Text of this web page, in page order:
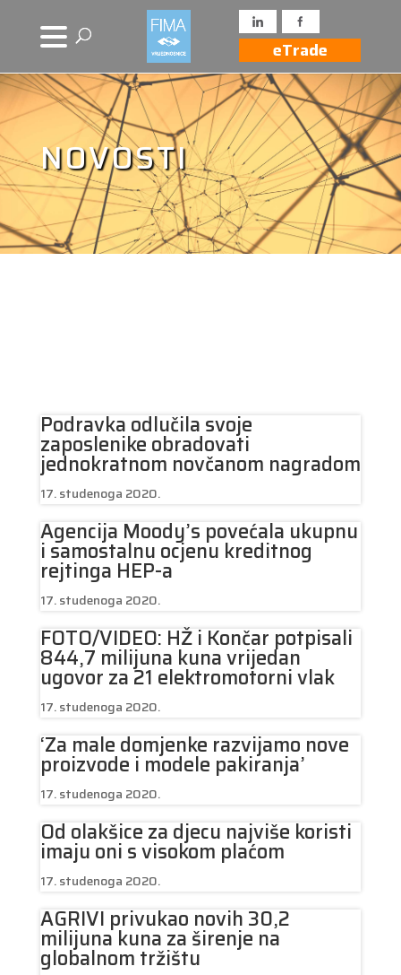
eTrade
NOVOSTI
Podravka odlučila svoje
zaposlenike obradovati
jednokratnom novčanom nagradom
17. studenoga 2020.
Agencija Moody’s povećala ukupnu
i samostalnu ocjenu kreditnog
rejtinga HEP-a
17. studenoga 2020.
FOTO/VIDEO: HŽ i Končar potpisali
844,7 milijuna kuna vrijedan
ugovor za 21 elektromotorni vlak
17. studenoga 2020.
‘Za male domjenke razvijamo nove
proizvode i modele pakiranja’
17. studenoga 2020.
Od olakšice za djecu najviše koristi
imaju oni s visokom plaćom
17. studenoga 2020.
AGRIVI privukao novih 30,2
milijuna kuna za širenje na
globalnom tržištu